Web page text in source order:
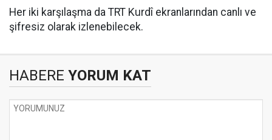
Her iki karşılaşma da TRT Kurdî ekranlarından canlı ve
şifresiz olarak izlenebilecek.
HABERE YORUM KAT